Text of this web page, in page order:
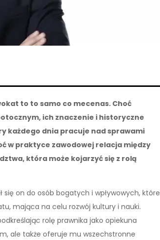
to to samo co mecenas. Choć
ich znaczenie i historyczne
każdego dnia pracuje nad sprawami
w praktyce zawodowej relacja między
która może kojarzyć się z rolą
się on do osób bogatych i wpływowych, które
mająca na celu rozwój kultury i nauki.
rolę prawnika jako opiekuna
ale także oferuje mu wszechstronne